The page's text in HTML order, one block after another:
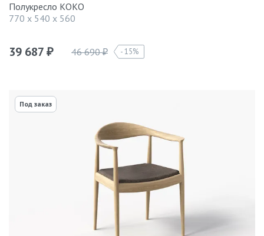
Полукресло КОКО
770 x 540 x 560
39 687 ₽ 46 690₽ 15%
Под заказ